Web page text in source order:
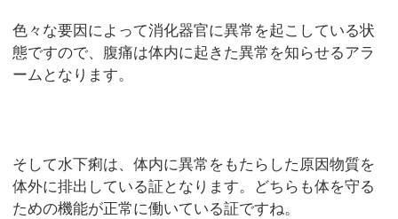
色々な要因によって消化器官に異常を起こしている状
態ですので、腹痛は体内に起きた異常を知らせるアラ
ームとなります。
そして水下痢は、体内に異常をもたらした原因物質を
体外に排出している証となります。どちらも体を守る
ための機能が正常に働いている証ですね。